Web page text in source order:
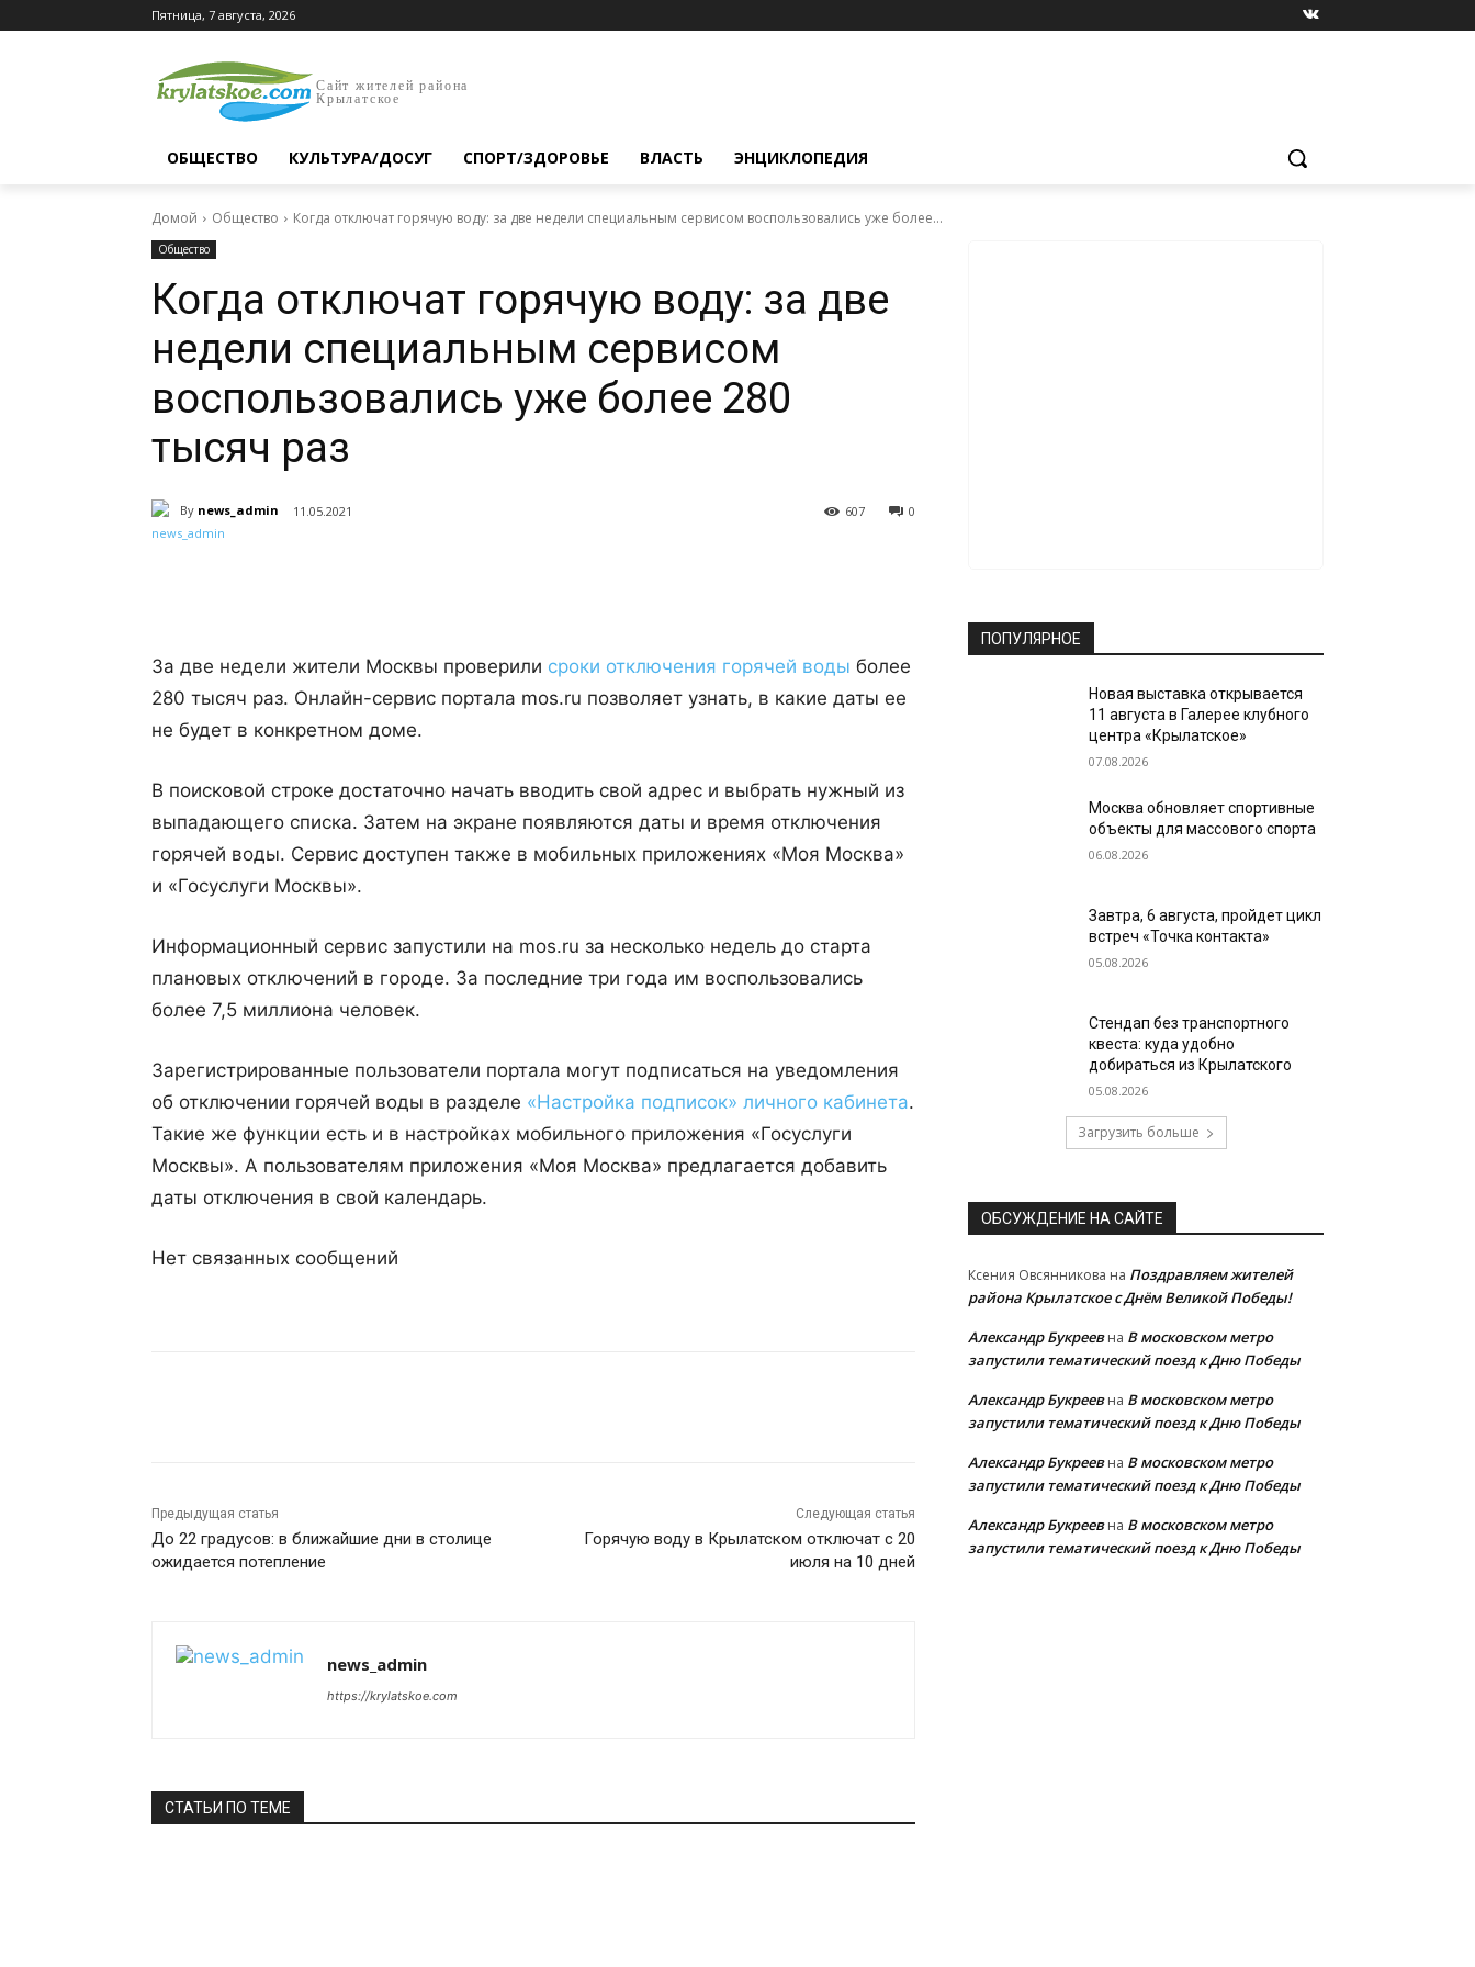
Пятница, 7 августа, 2026
Сайт жителей района
Крылатское
ОБЩЕСТВО КУЛЬТУРА/ДОСУГ СПОРТ/ЗДОРОВЬЕ ВЛАСТЬ ЭНЦИКЛОПЕДИЯ
Домой Общество Когда отключат горячую воду: за две недели специальным сервисом воспользовались уже более...
Общество
Когда отключат горячую воду: за две
недели специальным сервисом
воспользовались уже более 280
тысяч раз
By news_admin 11.05.2021 0
607
За две недели жители Москвы проверили сроки отключения горячей воды более
280 тысяч раз. Онлайн-сервис портала mos.ru позволяет узнать, в какие даты ее
не будет в конкретном доме.
В поисковой строке достаточно начать вводить свой адрес и выбрать нужный из
выпадающего списка. Затем на экране появляются даты и время отключения
горячей воды. Сервис доступен также в мобильных приложениях «Моя Москва»
и «Госуслуги Москвы».
Информационный сервис запустили на mos.ru за несколько недель до старта
плановых отключений в городе. За последние три года им воспользовались
более 7,5 миллиона человек.
Зарегистрированные пользователи портала могут подписаться на уведомления
об отключении горячей воды в разделе «Настройка подписок» личного кабинета.
Такие же функции есть и в настройках мобильного приложения «Госуслуги
Москвы». А пользователям приложения «Моя Москва» предлагается добавить
даты отключения в свой календарь.
Нет связанных сообщений
Предыдущая статья
До 22 градусов: в ближайшие дни в столице
ожидается потепление
Следующая статья
Горячую воду в Крылатском отключат с 20
июля на 10 дней
news_admin
https://krylatskoe.com
СТАТЬИ ПО ТЕМЕ
ПОПУЛЯРНОЕ
Новая выставка открывается
11 августа в Галерее клубного
центра «Крылатское»
07.08.2026
Москва обновляет спортивные
объекты для массового спорта
06.08.2026
Завтра, 6 августа, пройдет цикл
встреч «Точка контакта»
05.08.2026
Стендап без транспортного
квеста: куда удобно
добираться из Крылатского
05.08.2026
Загрузить больше
ОБСУЖДЕНИЕ НА САЙТЕ
Ксения Овсянникова на Поздравляем жителей
района Крылатское с Днём Великой Победы!
Александр Букреевна В московском метро
запустили тематический поезд к Дню Победы
Александр Букреевна В московском метро
запустили тематический поезд к Дню Победы
Александр Букреевна В московском метро
запустили тематический поезд к Дню Победы
Александр Букреевна В московском метро
запустили тематический поезд к Дню Победы